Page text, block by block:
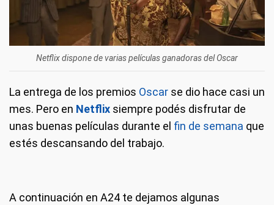
Netflix dispone de varias películas ganadoras del Oscar
La entrega de los premios Oscar se dio hace casi un
mes. Pero en Netflix siempre podés disfrutar de
unas buenas películas durante el fin de semana que
estés descansando del trabajo.
A continuación en A24 te dejamos algunas